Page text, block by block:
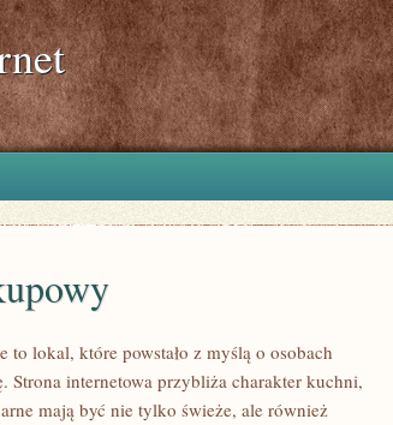
to lokal, które powstało z myślą o osobach
Strona internetowa przybliża charakter kuchni,
mają być nie tylko świeże, ale również